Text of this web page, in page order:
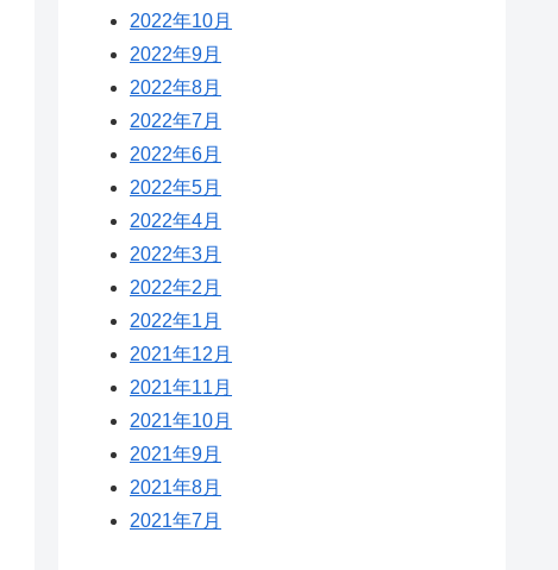
2022年10月
2022年9月
2022年8月
2022年7月
2022年6月
2022年5月
2022年4月
2022年3月
2022年2月
2022年1月
2021年12月
2021年11月
2021年10月
2021年9月
2021年8月
2021年7月